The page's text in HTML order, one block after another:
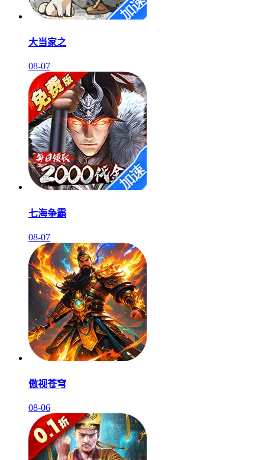
大当家之
08-07
七海争霸
08-07
傲视苍穹
08-06